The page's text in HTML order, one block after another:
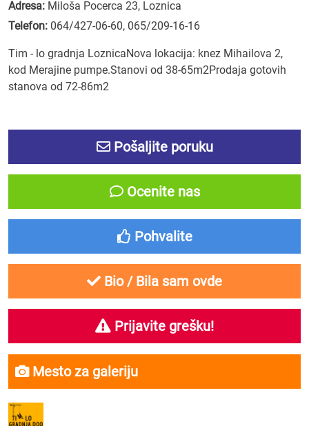
Adresa: Miloša Pocerca 23, Loznica
Telefon: 064/427-06-60, 065/209-16-16
Tim - lo gradnja LoznicaNova lokacija: knez Mihailova 2,
kod Merajine pumpe.Stanovi od 38-65m2Prodaja gotovih
stanova od 72-86m2
Pošaljite poruku
Ocenite nas
Pohvalite
Bio / Bila sam ovde
Prijavite grešku!
Mesto za galeriju